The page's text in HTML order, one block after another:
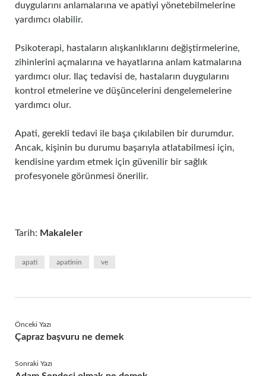
duygularını anlamalarına ve apatiyi yönetebilmelerine
yardımcı olabilir.
Psikoterapi, hastaların alışkanlıklarını değiştirmelerine,
zihinlerini açmalarına ve hayatlarına anlam katmalarına
yardımcı olur. Ilaç tedavisi de, hastaların duygularını
kontrol etmelerine ve düşüncelerini dengelemelerine
yardımcı olur.
Apati, gerekli tedavi ile başa çıkılabilen bir durumdur.
Ancak, kişinin bu durumu başarıyla atlatabilmesi için,
kendisine yardım etmek için güvenilir bir sağlık
profesyonele görünmesi önerilir.
Tarih: Makaleler
apati apatinin ve
Önceki Yazı
Çapraz başvuru ne demek
Sonraki Yazı